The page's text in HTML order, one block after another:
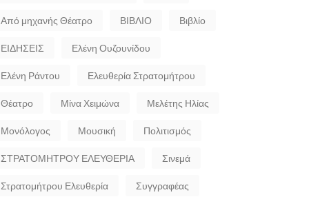
Από μηχανής Θέατρο ΒΙΒΛΙΟ Βιβλίο
ΕΙΔΗΣΕΙΣ Ελένη Ουζουνίδου
Ελένη Ράντου Ελευθερία Στρατομήτρου
Θέατρο Μίνα Χειμώνα Μελέτης Ηλίας
Μονόλογος Μουσική Πολιτισμός
ΣΤΡΑΤΟΜΗΤΡΟΥ ΕΛΕΥΘΕΡΙΑ Σινεμά
Στρατομήτρου Ελευθερία Συγγραφέας